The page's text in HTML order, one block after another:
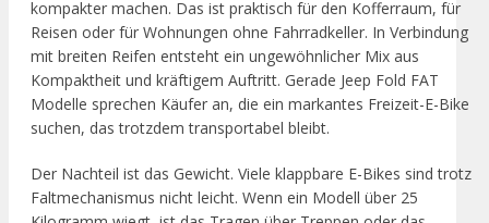
kompakter machen. Das ist praktisch für den Kofferraum, für
Reisen oder für Wohnungen ohne Fahrradkeller. In Verbindung
mit breiten Reifen entsteht ein ungewöhnlicher Mix aus
Kompaktheit und kräftigem Auftritt. Gerade Jeep Fold FAT
Modelle sprechen Käufer an, die ein markantes Freizeit-E-Bike
suchen, das trotzdem transportabel bleibt.
Der Nachteil ist das Gewicht. Viele klappbare E-Bikes sind trotz
Faltmechanismus nicht leicht. Wenn ein Modell über 25